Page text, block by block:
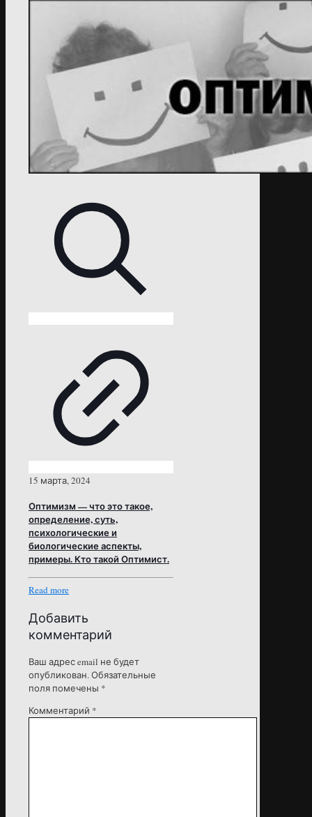
15 марта, 2024
Оптимизм — что это такое,
определение, суть,
психологические и
биологические аспекты,
примеры. Кто такой Оптимист.
Read more
Добавить
комментарий
Ваш адрес email не будет
опубликован.Обязательные
поля помечены *
Комментарий *